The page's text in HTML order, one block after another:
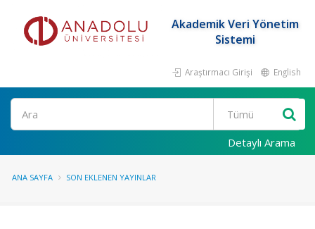
Akademik Veri Yönetim
Sistemi
Araştırmacı Girişi English
Ara
Detaylı Arama
ANA SAYFA SON EKLENEN YAYINLAR